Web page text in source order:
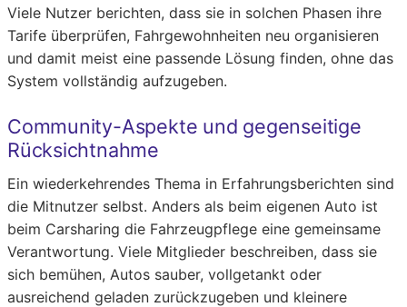
Viele Nutzer berichten, dass sie in solchen Phasen ihre
Tarife überprüfen, Fahrgewohnheiten neu organisieren
und damit meist eine passende Lösung finden, ohne das
System vollständig aufzugeben.
Community-Aspekte und gegenseitige
Rücksichtnahme
Ein wiederkehrendes Thema in Erfahrungsberichten sind
die Mitnutzer selbst. Anders als beim eigenen Auto ist
beim Carsharing die Fahrzeugpflege eine gemeinsame
Verantwortung. Viele Mitglieder beschreiben, dass sie
sich bemühen, Autos sauber, vollgetankt oder
ausreichend geladen zurückzugeben und kleinere